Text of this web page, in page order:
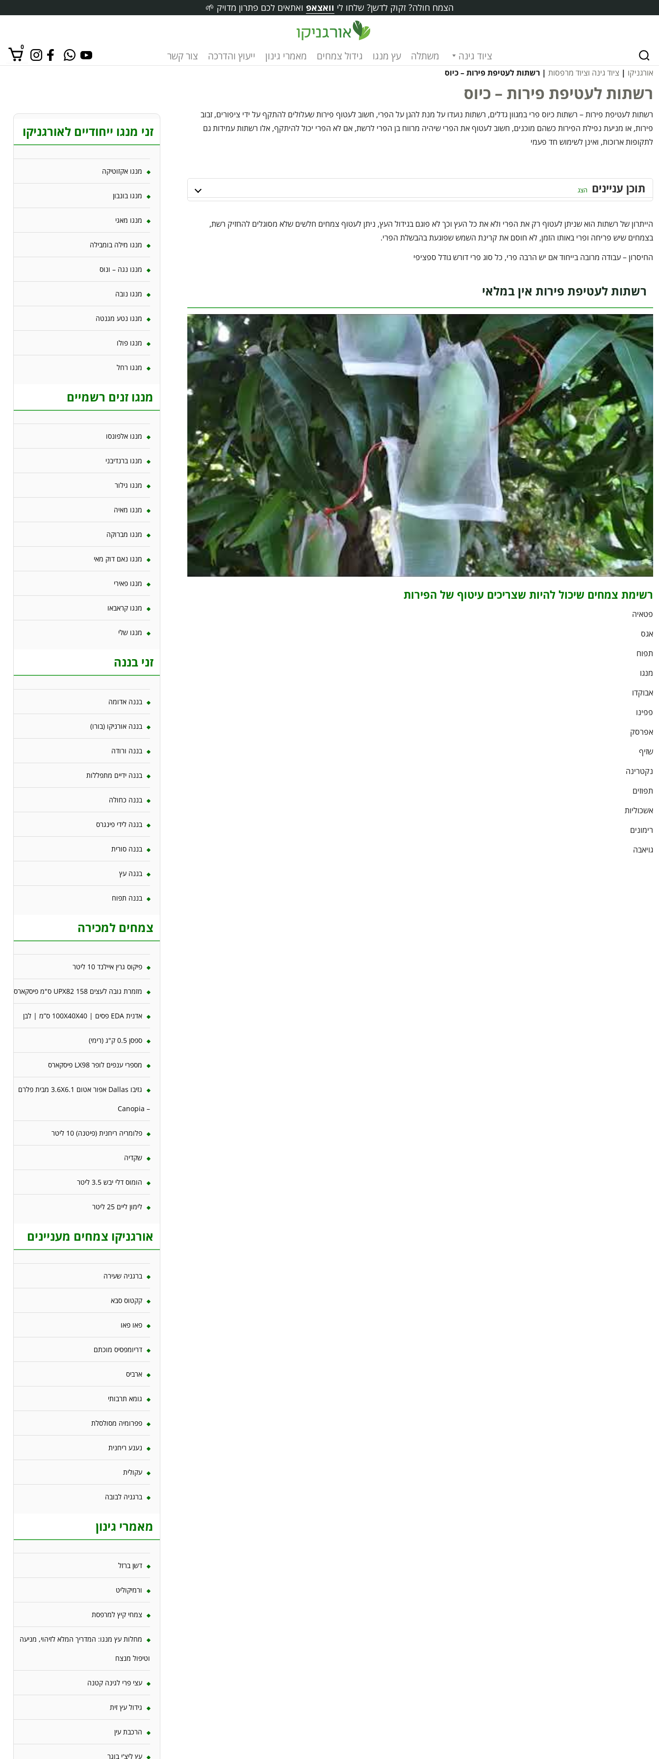
הצמח חולה? זקוק לדשן? שלחו לי וואצאפ ואתאים לכם פתרון מדויק 🌱
ציוד גינה משתלה עץ מנגו גידול צמחים מאמרי גינון ייעוץ והדרכה צור קשר
0
אורגניקו | ציוד גינה וציוד מרפסות | רשתות לעטיפת פירות – כיוס
רשתות לעטיפת פירות – כיוס
רשתות לעטיפת פירות – רשתות כיוס פרי במגוון גדלים, רשתות נועדו על מנת להגן על הפרי, חשוב לעטוף פירות שעלולים להתקף על ידי ציפורים, זבוב
פירות, או מניעת נפילת הפירות כשהם מוכנים, חשוב לעטוף את הפרי שיהיה מרווח בן הפרי לרשת, אם לא הפרי יכול להיתקף, אלו רשתות עמידות גם
לתקופות ארוכות, ואינן לשימוש חד פעמי
תוכן עניינים הצג
הייתרון של רשתות הוא שניתן לעטוף רק את הפרי ולא את כל העץ וכך לא פוגם בגידול העץ, ניתן לעטוף צמחים חלשים שלא מסוגלים להחזיק רשת,
בצמחים שיש פריחה ופרי באותו הזמן, לא חוסם את קרינת השמש שפוגעת בהבשלת הפרי.
החיסרון – עבודה מרובה בייחוד אם יש הרבה פרי, כל סוג פרי דורש גודל ספציפי
רשתות לעטיפת פירות אין במלאי
רשימת צמחים שיכול להיות שצריכים עיטוף של הפירות
פטאיה
אגס
תפוח
מנגו
אבוקדו
פפינו
אפרסק
שזיף
נקטרינה
תפוזים
אשכוליות
רימונים
גויאבה
זני מנגו ייחודיים לאורגניקו
מנגו אקזוטיקה
מנגו בונבון
מנגו מאגי
מנגו מילה בומבילה
מנגו נגה – ונוס
מנגו נובה
מנגו נטע מגנטה
מנגו פולו
מנגו רחל
מנגו זנים רשמיים
מנגו אלפונסו
מנגו ברנדיבני
מנגו גילור
מנגו מאיה
מנגו מברוקה
מנגו נאם דוק מאי
מנגו פאירי
מנגו קראבאו
מנגו שלי
זני בננה
בננה אדומה
בננה אורניקו (בורו)
בננה ורודה
בננה ידיים מתפללות
בננה כחולה
בננה לידי פינגרס
בננה סורית
בננה עץ
בננה תפוח
צמחים למכירה
פיקוס גרין איילנד 10 ליטר
מזמרת גובה לעצים 158 UPX82 ס"מ פיסקארס
אדנית EDA פסים | 100X40X40 ס”מ | לבן
ספסן 0.5 ק"ג (רימי)
מספרי ענפים לופר LX98 פיסקארס
גזיבו Dallas אפור אטום 3.6X6.1 מבית פלרם
– Canopia
פלומריה ריחנית (פיטנה) 10 ליטר
שקדיה
הומוס דלי יבש 3.5 ליטר
לימון ליים 25 ליטר
אורגניקו צמחים מעניינים
ברגניה שעירה
קקטוס סבא
פאו פאו
דריומפסיס מוכתם
ארביס
גומא תרבותי
פפרומיה מסולסלת
נענע ריחנית
עקולית
ברגניה לבובה
מאמרי גינון
דשן ברזל
ורמיקוליט
צמחי קיץ למרפסת
מחלות עץ מנגו: המדריך המלא לזיהוי, מניעה
וטיפול מנצח
עצי פרי לגינה קטנה
גידול עץ זית
הרכבת עין
עץ ליצ'י בוגר